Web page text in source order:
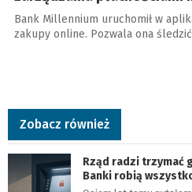
Bank Millennium uruchomił w
zakupy online. Pozwala ona
Zobacz również
Rząd radzi trzymać
Banki robią